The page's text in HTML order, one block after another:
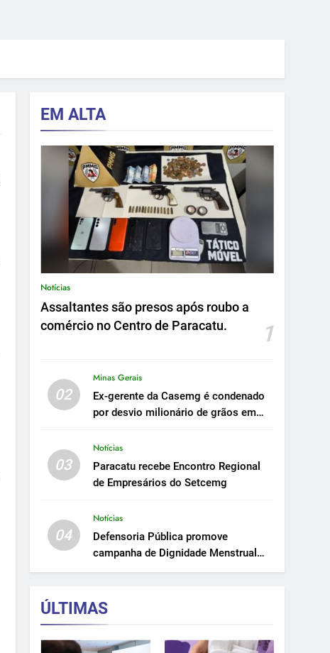
EM ALTA
Notícias
Assaltantes são presos após roubo a
comércio no Centro de Paracatu.
1
02
Minas Gerais
Ex-gerente da Casemg é condenado
por desvio milionário de grãos em
03
Notícias
Paracatu recebe Encontro Regional
de Empresários do Setcemg
04
Notícias
Defensoria Pública promove
campanha de Dignidade Menstrual
em Minas.
ÚLTIMAS